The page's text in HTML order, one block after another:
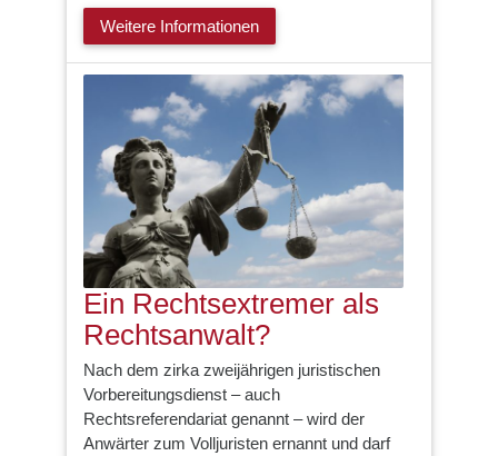
Weitere Informationen
Ein Rechtsextremer als
Rechtsanwalt?
Nach dem zirka zweijährigen juristischen
Vorbereitungsdienst – auch
Rechtsreferendariat genannt – wird der
Anwärter zum Volljuristen ernannt und darf